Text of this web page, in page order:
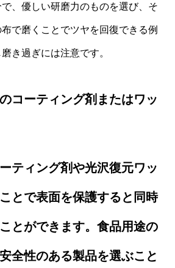
、優しい研磨力のものを選び、そ
で磨くことでツヤを回復できる例
き過ぎには注意です。
コーティング剤またはワッ
ティング剤や光沢復元ワッ
とで表面を保護すると同時
とができます。食品用途の
全性のある製品を選ぶこと